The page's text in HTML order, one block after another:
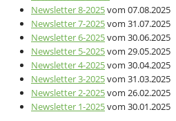
Newsletter 8-2025vom 07.08.2025
Newsletter 7-2025vom 31.07.2025
Newsletter 6-2025vom 30.06.2025
Newsletter 5-2025vom 29.05.2025
Newsletter 4-2025vom 30.04.2025
Newsletter 3-2025vom 31.03.2025
Newsletter 2-2025vom 26.02.2025
Newsletter 1-2025vom 30.01.2025